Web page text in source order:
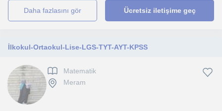
daha fazlasını gör Ücretsiz iletişime geç
İlkokul-Ortaokul-Lise-LGS-TYT-AYT-KPSS
Matematik
Meram